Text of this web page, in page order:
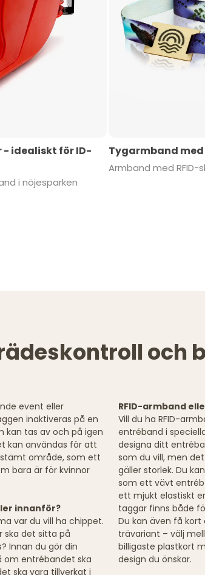
- idealiskt för ID-
i nöjesparken
Tygarmband
Armband med RFID-
och
event eller
inaktiveras på en
kan tas av och på igen
kan användas för att
område, som ett
bara är för kvinnor
innanför?
var du vill ha chippet.
ska det sitta på
Innan du gör din
om entrébandet ska
ska vara tillverkat i
RFID-armband
Vill du ha RFID-
entréband i
designa ditt
som du vill, men
gäller storlek. Du
som ett vävt
ett mjukt elastiskt
taggar finns både
Du kan även få kort
trävariant – välj
billigaste plastkort
design du önskar.